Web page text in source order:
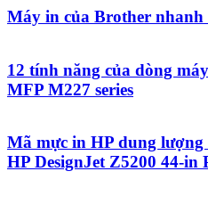
Máy in của Brother nhanh
12 tính năng của dòng
MFP M227 series
Mã mực in HP dung
HP DesignJet Z5200 44-in